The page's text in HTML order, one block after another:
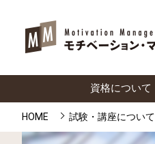
資格について
HOME 試験・講座について